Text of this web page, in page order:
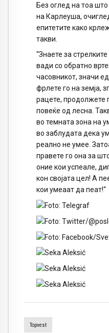
Без оглед на тоа
на Карлеуша,
епитетите како
такви.
“Знаете за
вади со обратно
часовникот, значи
фрлете го на земја,
рацете, продолжете
повеќе од лесна.
во темната зона на
во заблудата дека
реално не умее.
правете го она за
оние кои успеале,
кон својата цел! А
кои умеаат да пеат!“
Topvest